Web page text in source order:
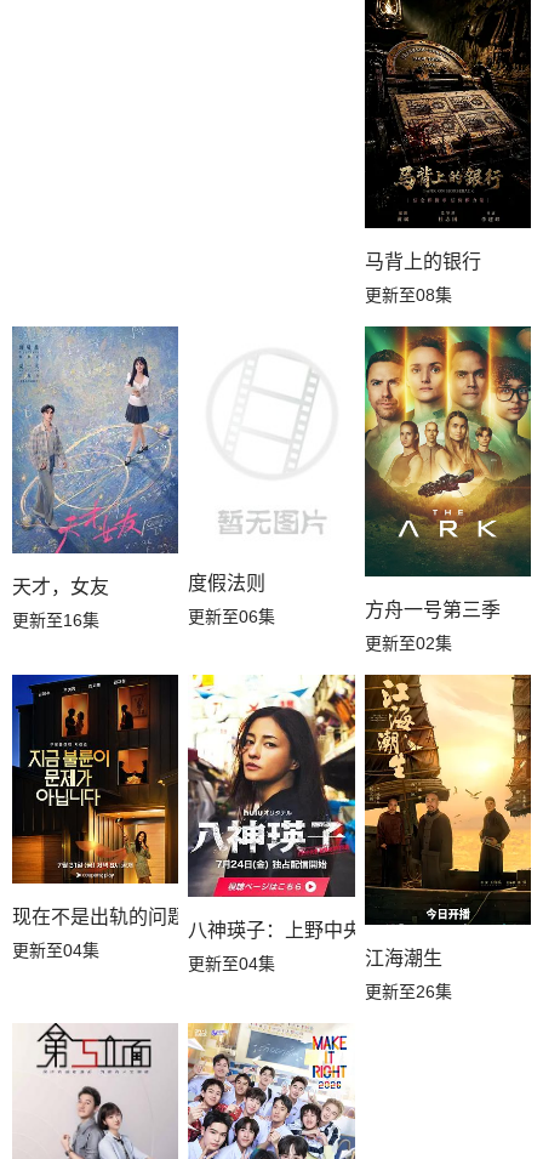
马背上的银行
更新至08集
天才，女友
更新至16集
度假法则
更新至06集 方舟一号第三季
更新至02集
现在不是出轨的问题
更新至04集
八神瑛子：上野中央署组织犯罪对策课
更新至04集 江海潮生
更新至26集